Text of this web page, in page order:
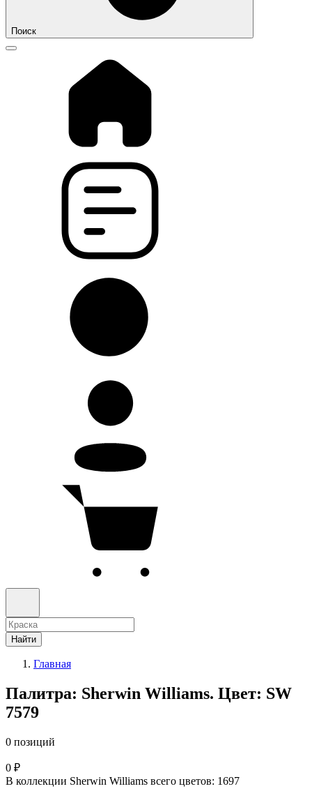
Поиск
Найти
Главная
Палитра: Sherwin Williams. Цвет: SW
7579
0 позиций
0 ₽
В коллекции Sherwin Williams всего цветов: 1697